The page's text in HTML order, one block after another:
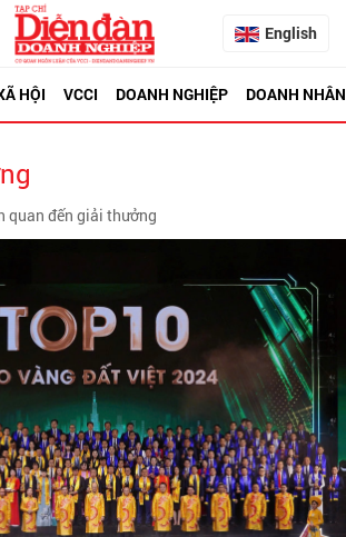
English
HỘI VCCI DOANH NGHIỆP DOANH NHÂN
quan đến giải thưởng